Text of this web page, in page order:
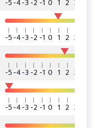
-5 -4 -3 -2 -1 0 1 2 3
-5 -4 -3 -2 -1 0 1 2 3
-5 -4 -3 -2 -1 0 1 2 3
-5 -4 -3 -2 -1 0 1 2 3